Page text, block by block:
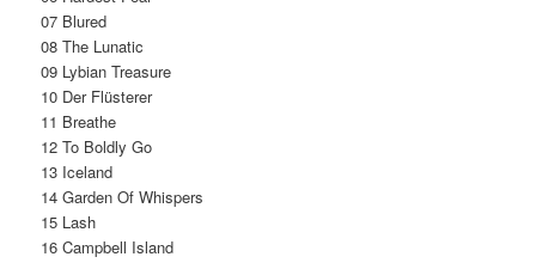
07 Blured
08 The Lunatic
09 Lybian Treasure
10 Der Flüsterer
11 Breathe
12 To Boldly Go
13 Iceland
14 Garden Of Whispers
15 Lash
16 Campbell Island